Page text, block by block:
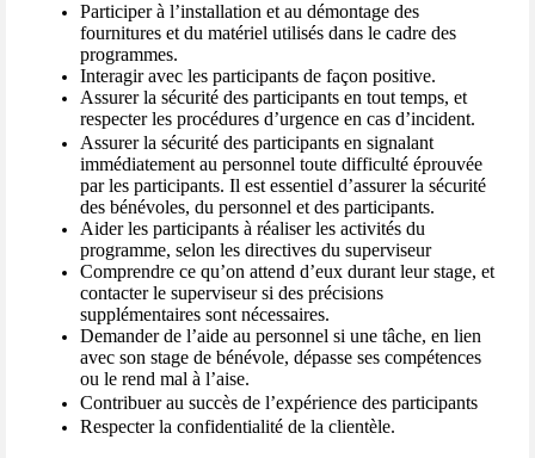
Participer à l’installation et au démontage des
fournitures et du matériel utilisés dans le cadre des
programmes.
Interagir avec les participants de façon positive.
Assurer la sécurité des participants en tout temps, et
respecter les procédures d’urgence en cas d’incident.
Assurer la sécurité des participants en signalant
immédiatement au personnel toute difficulté éprouvée
par les participants. Il est essentiel d’assurer la sécurité
des bénévoles, du personnel et des participants.
Aider les participants à réaliser les activités du
programme, selon les directives du superviseur
Comprendre ce qu’on attend d’eux durant leur stage, et
contacter le superviseur si des précisions
supplémentaires sont nécessaires.
Demander de l’aide au personnel si une tâche, en lien
avec son stage de bénévole, dépasse ses compétences
ou le rend mal à l’aise.
Contribuer au succès de l’expérience des participants
Respecter la confidentialité de la clientèle.